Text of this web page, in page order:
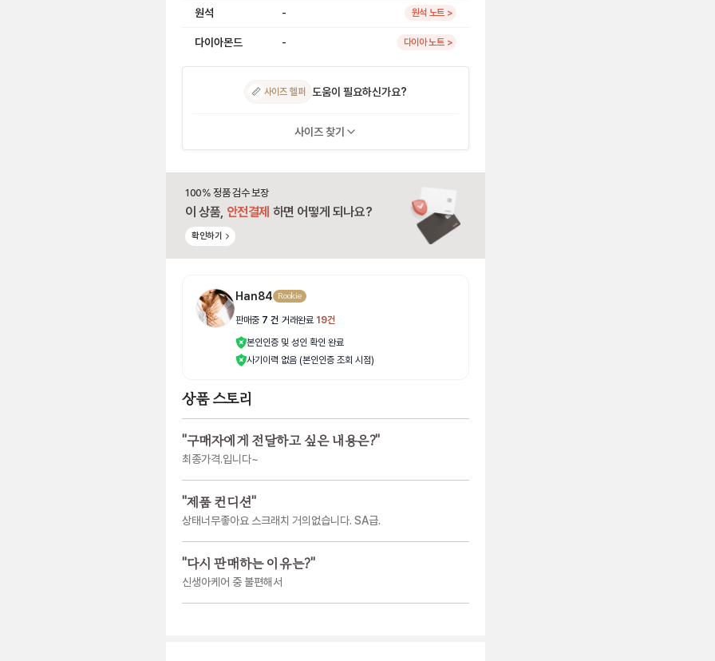
원석 - 원석 노트 >
다이아몬드 - 다이아 노트 >
📏 사이즈 헬퍼 도움이 필요하신가요?
사이즈 찾기
100% 정품 검수 보장
이 상품, 안전결제 하면 어떻게 되나요?
확인하기
Han84 Rookie
판매중 7 건 거래완료 19건
본인인증 및 성인 확인 완료
사기이력 없음 (본인인증 조회 시점)
상품 스토리
"구매자에게 전달하고 싶은 내용은?"
최종가격.입니다~
"제품 컨디션"
상태너무좋아요 스크래치 거의없습니다. SA급.
"다시 판매하는 이유는?"
신생아케어 중 불편해서